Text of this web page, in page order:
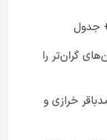
گران‌تر را
خرازی و